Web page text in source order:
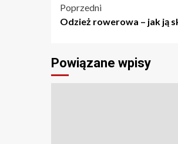
Nawigacja
Poprzedni
Odzież rowerowa – jak ją
Powiązane wpisy